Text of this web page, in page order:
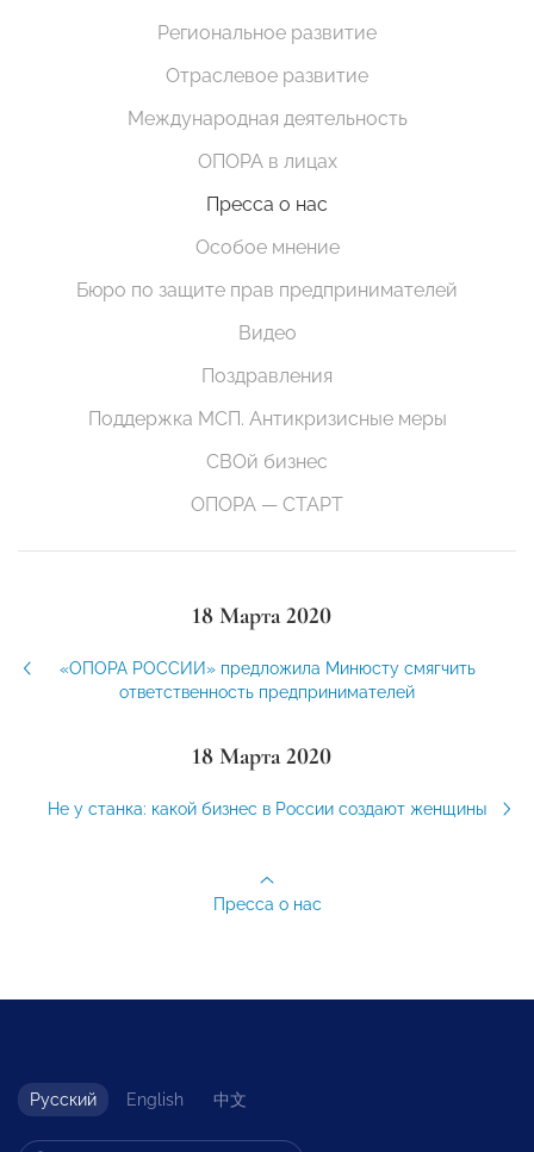
Региональное развитие
Отраслевое развитие
Международная деятельность
ОПОРА в лицах
Пресса о нас
Особое мнение
Бюро по защите прав предпринимателей
Видео
Поздравления
Поддержка МСП. Антикризисные меры
СВОй бизнес
ОПОРА — СТАРТ
18 Марта 2020
«ОПОРА РОССИИ» предложила Минюсту смягчить
ответственность предпринимателей
18 Марта 2020
Не у станка: какой бизнес в России создают женщины
Пресса о нас
Русский English 中文